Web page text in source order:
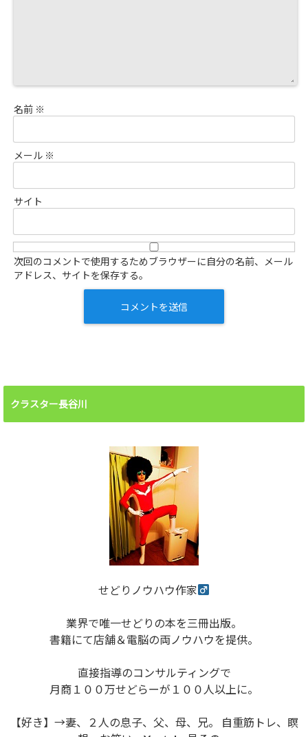
名前 ※
メール ※
サイト
次回のコメントで使用するためブラウザーに自分の名前、メール
アドレス、サイトを保存する。
クラスター長谷川
せどりノウハウ作家
業界で唯一せどりの本を三冊出版。
書籍にて店舗＆電脳の両ノウハウを提供。
直接指導のコンサルティングで
月商１００万せどらーが１００人以上に。
【好き】→妻、２人の息子、父、母、兄。 自重筋トレ、瞑